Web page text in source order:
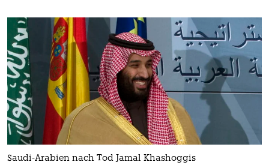
Saudi-Arabien nach Tod Jamal Khashoggis